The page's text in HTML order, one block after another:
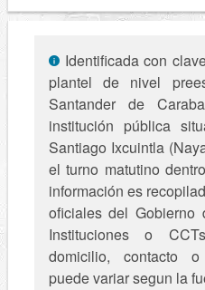
Identificada con
plantel de nivel
Santander de
institución pública
Santiago Ixcuintla
el turno matutino
información es
oficiales del Gobierno
Instituciones o
domicilio, contacto
puede variar segun la